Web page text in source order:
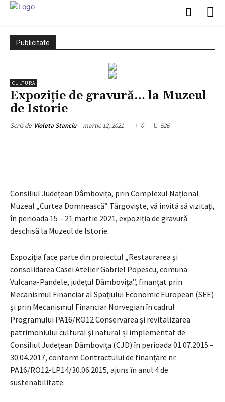
Publicitate
CULTURA
Expoziție de gravură… la Muzeul
de Istorie
Scris de Violeta Stanciu martie 12, 2021 0 526
Consiliul Județean Dâmbovița, prin Complexul Național
Muzeal „Curtea Domnească” Târgoviște, vă invită să vizitați,
în perioada 15 – 21 martie 2021, expoziția de gravură
deschisă la Muzeul de Istorie.
Expoziția face parte din proiectul „Restaurarea și
consolidarea Casei Atelier Gabriel Popescu, comuna
Vulcana-Pandele, județul Dâmbovița”, finanţat prin
Mecanismul Financiar al Spaţiului Economic European (SEE)
şi prin Mecanismul Financiar Norvegian în cadrul
Programului PA16/RO12 Conservarea şi revitalizarea
patrimoniului cultural şi natural și implementat de
Consiliul Județean Dâmbovița (CJD) în perioada 01.07.2015 –
30.04.2017, conform Contractului de finanțare nr.
PA16/RO12-LP14/30.06.2015, ajuns în anul 4 de
sustenabilitate.